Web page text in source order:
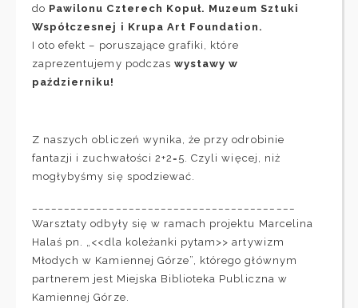
do Pawilonu Czterech Kopuł. Muzeum Sztuki
Współczesnej i Krupa Art Foundation .
I oto efekt – poruszające grafiki, które
zaprezentujemy podczas wystawy w
październiku!
Z naszych obliczeń wynika, że przy odrobinie
fantazji i zuchwałości 2+2=5. Czyli więcej, niż
mogłybyśmy się spodziewać.
Warsztaty odbyły się w ramach projektu Marcelina
Halaś pn. „<<dla koleżanki pytam>> artywizm
Młodych w Kamiennej Górze”, którego głównym
partnerem jest Miejska Biblioteka Publiczna w
Kamiennej Górze.